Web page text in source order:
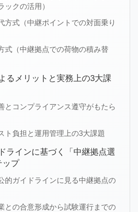
ックの活用）
方式（中継ポイントでの対面乗り
式（中継拠点での荷物の積み替
るメリットと実務上の3大課
とコンプライアンス遵守がもたら
ト負担と運用管理上の3大課題
ラインに基づく「中継拠点選
ップ
的ガイドラインに見る中継拠点の
との合意形成から試験運行までの